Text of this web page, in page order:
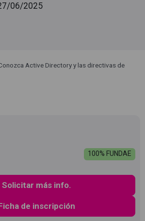
06/2025
Active Directory y las directivas de
100% FUNDAE
Solicitar más info.
de inscripción